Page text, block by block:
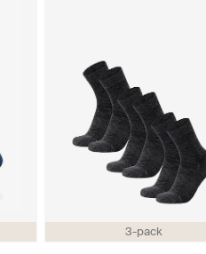
3-pack